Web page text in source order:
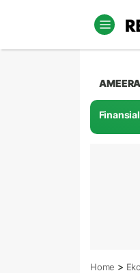
AMEERA
Finansial
Home >